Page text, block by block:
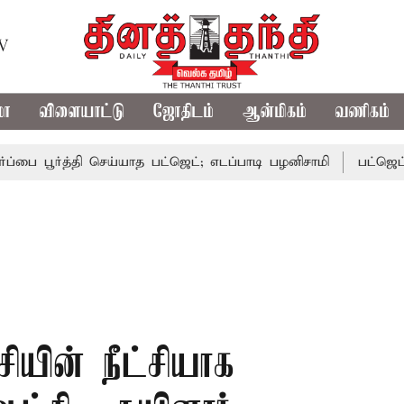
விளையாட்டு ஜோதிடம் ஆன்மிகம் வணிகம்
செய்யாத பட்ஜெட்; எடப்பாடி பழனிசாமி பட்ஜெட்டில்
நீட்சியாக